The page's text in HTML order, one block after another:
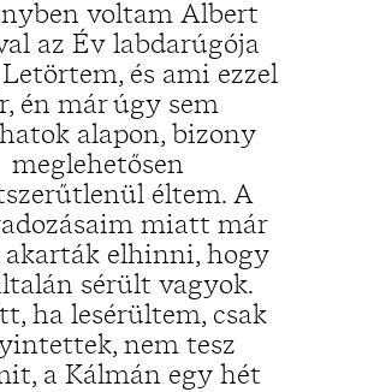
voltam Albert
az Év labdarúgója
és ami ezzel
én már úgy sem
alapon, bizony
meglehetősen
éltem. A
miatt már
akarták elhinni, hogy
sérült vagyok.
ha lesérültem, csak
nem tesz
a Kálmán egy hét